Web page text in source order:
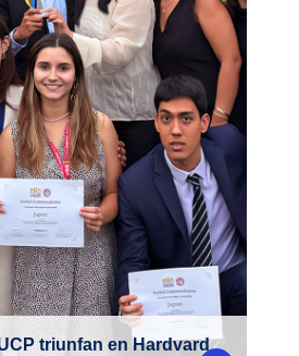
triunfan en Hardvard
PUCP destacaron en la
de debate internacional
Model United Nations.